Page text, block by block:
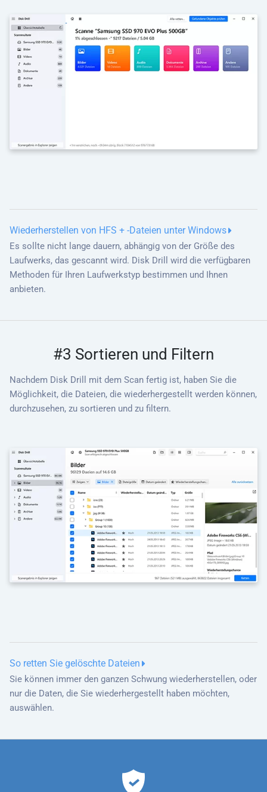
Wiederherstellen von HFS + -Dateien unter Windows
Es sollte nicht lange dauern, abhängig von der Größe des
Laufwerks, das gescannt wird. Disk Drill wird die verfügbaren
Methoden für Ihren Laufwerkstyp bestimmen und Ihnen
anbieten.
#3 Sortieren und Filtern
Nachdem Disk Drill mit dem Scan fertig ist, haben Sie die
Möglichkeit, die Dateien, die wiederhergestellt werden können,
durchzusehen, zu sortieren und zu filtern.
So retten Sie gelöschte Dateien
Sie können immer den ganzen Schwung wiederherstellen, oder
nur die Daten, die Sie wiederhergestellt haben möchten,
auswählen.